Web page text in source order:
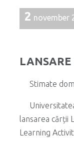
2 november
LANSARE
Stimate
lansarea cărții
Learning